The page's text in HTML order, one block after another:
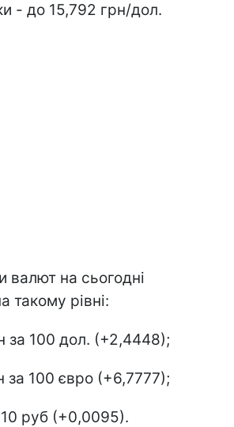
- до 15,792 грн/дол.
валют на сьогодні
такому рівні:
за 100 дол. (+2,4448);
за 100 євро (+6,7777);
руб (+0,0095).